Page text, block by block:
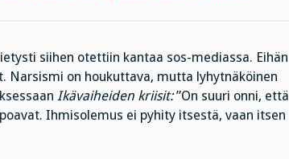
siihen otettiin kantaa sos-mediassa. Eihän
Narsismi on houkuttava, mutta lyhytnäköinen
Ikävaiheiden kriisit:”On suuri onni, että
Ihmisolemus ei pyhity itsestä, vaan itsen